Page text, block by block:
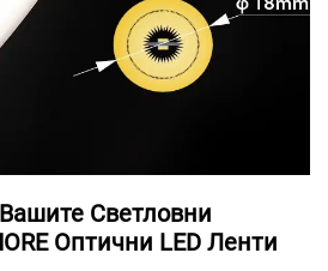
Светловни
Оптични LED Ленти